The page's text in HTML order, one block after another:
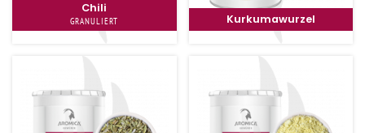
Chili
GRANULIERT Kurkumawurzel